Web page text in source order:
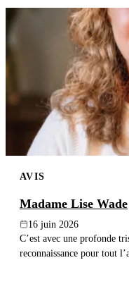
AVIS
Madame Lise Wade
16 juin 2026
C’est avec une profonde
reconnaissance pour tout